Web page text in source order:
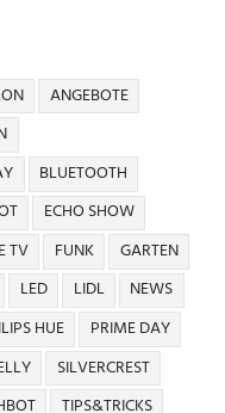
ANGEBOTE
BLUETOOTH
ECHO SHOW
TV FUNK
GARTEN
LED LIDL
NEWS
HUE
PRIME DAY
SILVERCREST
TIPS&TRICKS